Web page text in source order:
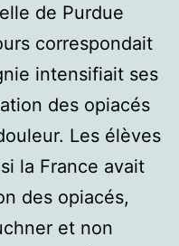
de Purdue
correspondait
intensifiait ses
des opiacés
Les élèves
la France avait
des opiacés,
et non